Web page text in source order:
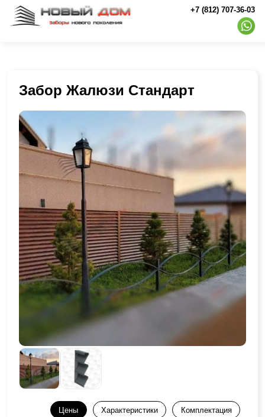
+7 (812) 707-36-03
Забор Жалюзи Стандарт
Цены Характеристики Комплектация